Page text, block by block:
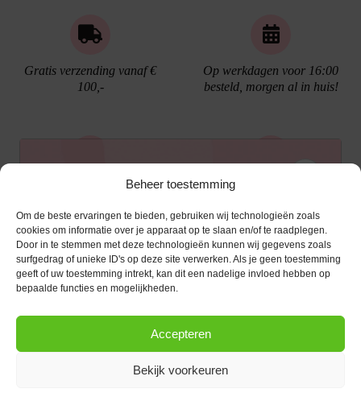
Beheer toestemming
Om de beste ervaringen te bieden, gebruiken wij technologieën zoals
cookies om informatie over je apparaat op te slaan en/of te raadplegen.
Door in te stemmen met deze technologieën kunnen wij gegevens zoals
surfgedrag of unieke ID's op deze site verwerken. Als je geen toestemming
geeft of uw toestemming intrekt, kan dit een nadelige invloed hebben op
bepaalde functies en mogelijkheden.
Accepteren
Bekijk voorkeuren
Gratis verzending vanaf €
100,-
Op werkdagen voor 16:00
besteld, morgen al in huis!
Gratis cadeau verpakking
KLANTENSERVICE
Klantenservice
OPENINGSTIJDEN
13:00 - 17:30
Ontvang €10,- korting
Schrijf je in voor de nieuwsbrief en ontvang een
kortingscode van €10,- op je volgende bestelling.
E-mailadres*